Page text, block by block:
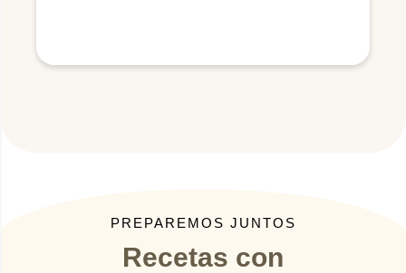
PREPAREMOS JUNTOS
Recetas con